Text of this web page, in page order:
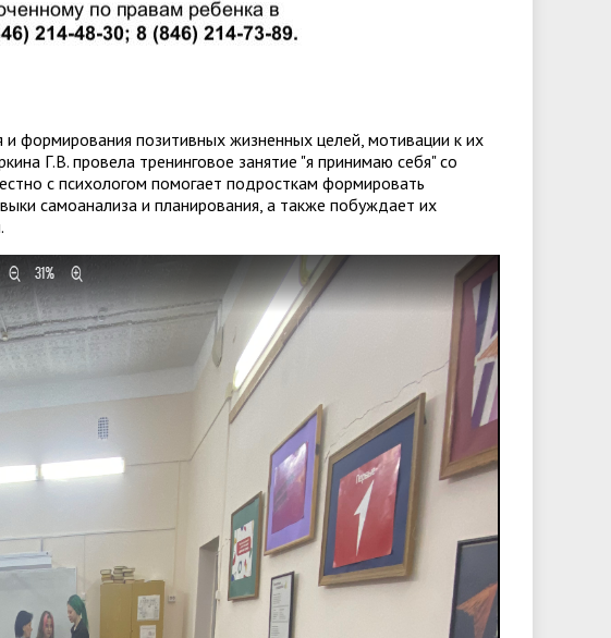
формирования позитивных жизненных целей, мотивации к их
Г.В. провела тренинговое занятие "я принимаю себя" со
с психологом помогает подросткам формировать
самоанализа и планирования, а также побуждает их